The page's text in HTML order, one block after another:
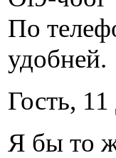
По
удобней.
Гость,
Я бы то